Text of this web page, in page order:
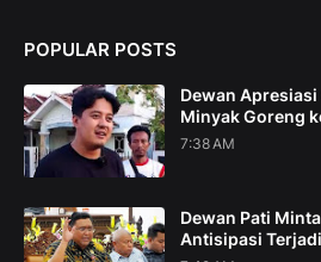
POPULAR POSTS
Dewan
Minyak Goreng
7:38 AM
Dewan Pati
Antisipasi